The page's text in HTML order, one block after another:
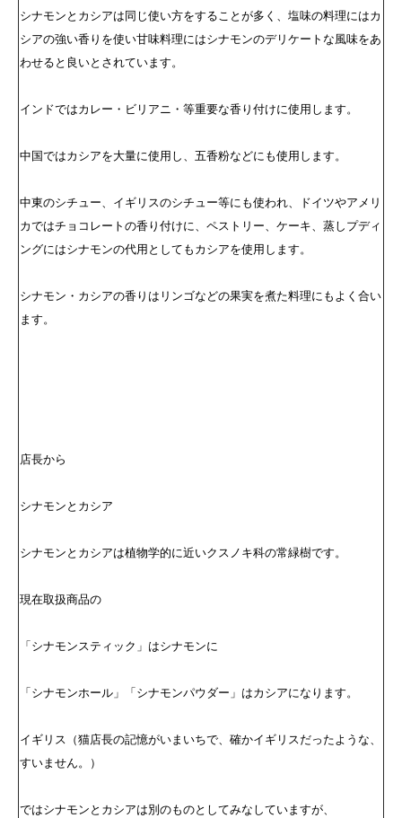
シナモンとカシアは同じ使い方をすることが多く、塩味の料理にはカ
シアの強い香りを使い甘味料理にはシナモンのデリケートな風味をあ
わせると良いとされています。
インドではカレー・ビリアニ・等重要な香り付けに使用します。
中国ではカシアを大量に使用し、五香粉などにも使用します。
中東のシチュー、イギリスのシチュー等にも使われ、ドイツやアメリ
カではチョコレートの香り付けに、ペストリー、ケーキ、蒸しプディ
ングにはシナモンの代用としてもカシアを使用します。
シナモン・カシアの香りはリンゴなどの果実を煮た料理にもよく合い
ます。
店長から
シナモンとカシア
シナモンとカシアは植物学的に近いクスノキ科の常緑樹です。
現在取扱商品の
「シナモンスティック」はシナモンに
「シナモンホール」「シナモンパウダー」はカシアになります。
イギリス（猫店長の記憶がいまいちで、確かイギリスだったような、
すいません。）
ではシナモンとカシアは別のものとしてみなしていますが、